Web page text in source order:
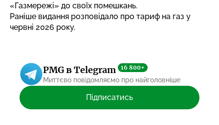
«Газмережі» до своїх помешкань.
Раніше видання розповідало про тариф на газ у
червні 2026 року.
PMG в Telegram 16 800+
Миттєво повідомляємо про найголовніше
Підписатись